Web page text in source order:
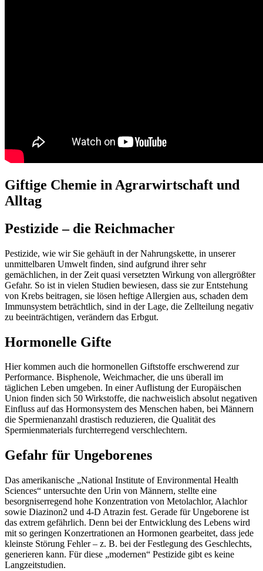
Giftige Chemie in Agrarwirtschaft und
Alltag
Pestizide – die Reichmacher
Pestizide, wie wir Sie gehäuft in der Nahrungskette, in unserer
unmittelbaren Umwelt finden, sind aufgrund ihrer sehr
gemächlichen, in der Zeit quasi versetzten Wirkung von allergrößter
Gefahr. So ist in vielen Studien bewiesen, dass sie zur Entstehung
von Krebs beitragen, sie lösen heftige Allergien aus, schaden dem
Immunsystem beträchtlich, sind in der Lage, die Zellteilung negativ
zu beeinträchtigen, verändern das Erbgut.
Hormonelle Gifte
Hier kommen auch die hormonellen Giftstoffe erschwerend zur
Performance. Bisphenole, Weichmacher, die uns überall im
täglichen Leben umgeben. In einer Auflistung der Europäischen
Union finden sich 50 Wirkstoffe, die nachweislich absolut negativen
Einfluss auf das Hormonsystem des Menschen haben, bei Männern
die Spermienanzahl drastisch reduzieren, die Qualität des
Spermienmaterials furchterregend verschlechtern.
Gefahr für Ungeborenes
Das amerikanische „National Institute of Environmental Health
Sciences“ untersuchte den Urin von Männern, stellte eine
besorgniserregend hohe Konzentration von Metolachlor, Alachlor
sowie Diazinon2 und 4-D Atrazin fest. Gerade für Ungeborene ist
das extrem gefährlich. Denn bei der Entwicklung des Lebens wird
mit so geringen Konzertrationen an Hormonen gearbeitet, dass jede
kleinste Störung Fehler – z. B. bei der Festlegung des Geschlechts,
generieren kann. Für diese „modernen“ Pestizide gibt es keine
Langzeitstudien.